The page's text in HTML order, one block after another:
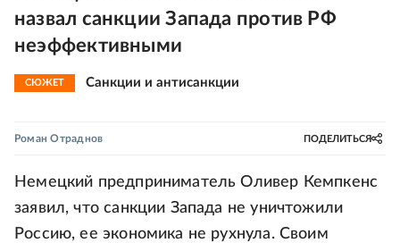
назвал санкции Запада против РФ
неэффективными
СЮЖЕТ Санкции и антисанкции
Роман Отраднов ПОДЕЛИТЬСЯ
Немецкий предприниматель Оливер Кемпкенс
заявил, что санкции Запада не уничтожили
Россию, ее экономика не рухнула. Своим